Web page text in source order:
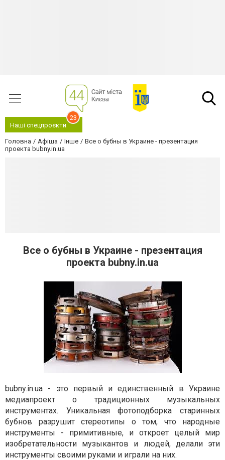
Наші спецпроєкти
23
Головна Афіша Інше
Все о бубны в Украине - презентация
проекта bubny.in.ua
Все о бубны в Украине - презентация
проекта bubny.in.ua
bubny.in.ua - это первый и единственный в Украине
медиапроект о традиционных музыкальных
инструментах. Уникальная фотоподборка старинных
бубнов разрушит стереотипы о том, что народные
инструменты - примитивные, и откроет целый мир
изобретательности музыкантов и людей, делали эти
инструменты своими руками и играли на них.